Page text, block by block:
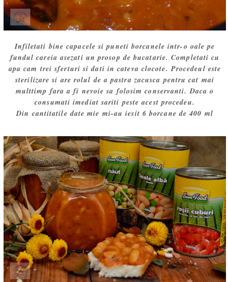
Infiletati bine capacele si puneti borcanele intr-o oale pe
fundul careia asezati un prosop de bucatarie. Completati cu
apa cam trei sferturi si dati in cateva clocote. Procedeul este
sterilizare si are rolul de a pastra zacusca pentru cat mai
multtimp fara a fi nevoie sa folosim conservanti. Daca o
consumati imediat sariti peste acest procedeu.
Din cantitatile date mie mi-au iesit 6 borcane de 400 ml